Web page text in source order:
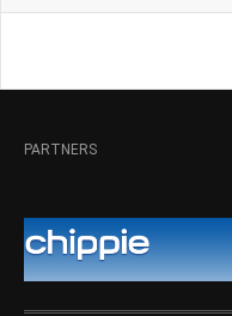
PARTNERS